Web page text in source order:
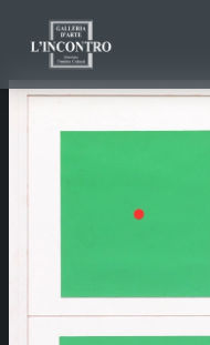
EXPOSITIONS